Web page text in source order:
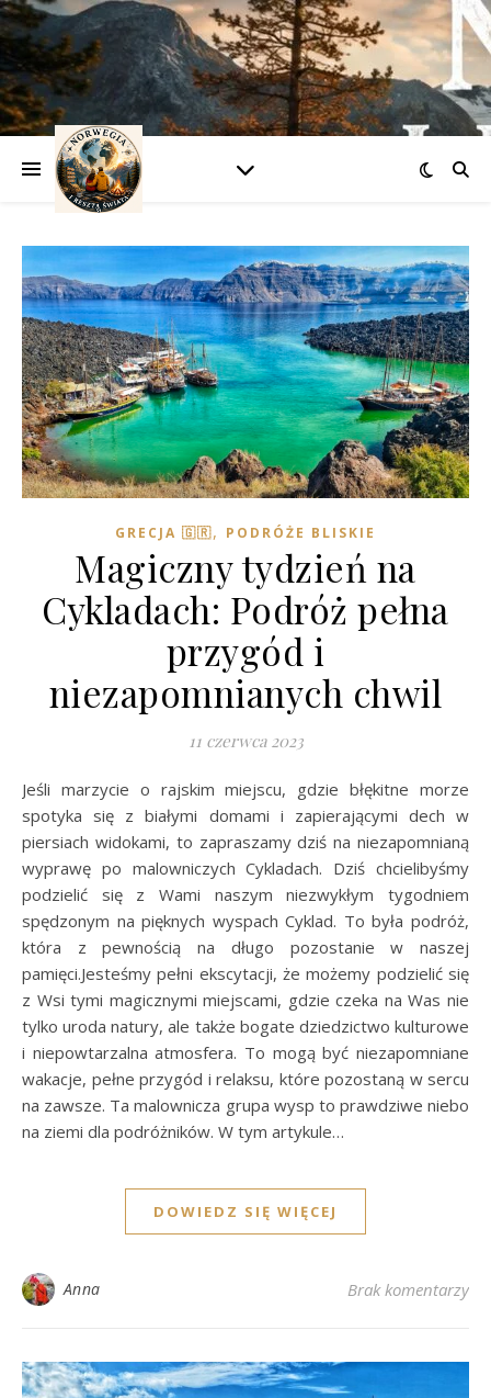
GRECJA 🇬🇷, PODRÓŻE BLISKIE
Magiczny tydzień na
Cykladach: Podróż pełna
przygód i
niezapomnianych chwil
11 czerwca 2023
Jeśli marzycie o rajskim miejscu, gdzie błękitne morze
spotyka się z białymi domami i zapierającymi dech w
piersiach widokami, to zapraszamy dziś na niezapomnianą
wyprawę po malowniczych Cykladach. Dziś chcielibyśmy
podzielić się z Wami naszym niezwykłym tygodniem
spędzonym na pięknych wyspach Cyklad. To była podróż,
która z pewnością na długo pozostanie w naszej
pamięci.Jesteśmy pełni ekscytacji, że możemy podzielić się
z Wsi tymi magicznymi miejscami, gdzie czeka na Was nie
tylko uroda natury, ale także bogate dziedzictwo kulturowe
i niepowtarzalna atmosfera. To mogą być niezapomniane
wakacje, pełne przygód i relaksu, które pozostaną w sercu
na zawsze. Ta malownicza grupa wysp to prawdziwe niebo
na ziemi dla podróżników. W tym artykule…
DOWIEDZ SIĘ WIĘCEJ
Anna Brak komentarzy